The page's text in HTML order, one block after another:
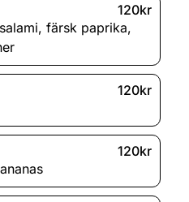
120kr
salami, färsk paprika,
120kr
120kr
ananas